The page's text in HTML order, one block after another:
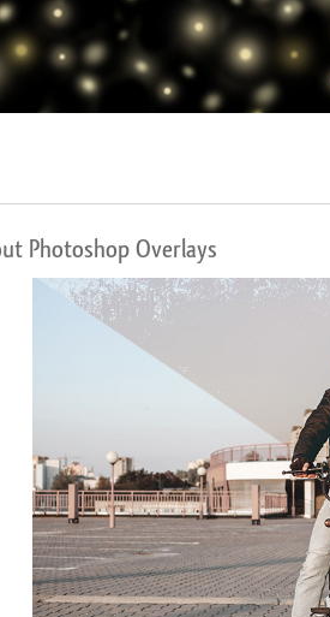
Photoshop Overlays